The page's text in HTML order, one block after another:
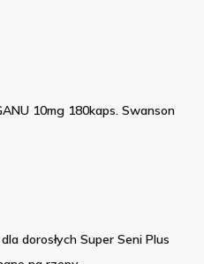
10mg 180kaps. Swanson
dorosłych Super Seni Plus